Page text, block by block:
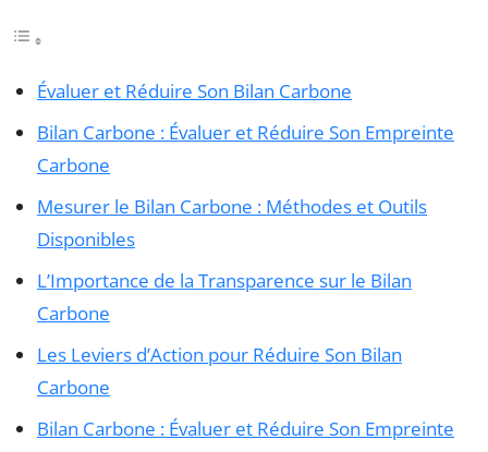
Évaluer et Réduire Son Bilan Carbone
Bilan Carbone : Évaluer et Réduire Son Empreinte
Carbone
Mesurer le Bilan Carbone : Méthodes et Outils
Disponibles
L’Importance de la Transparence sur le Bilan
Carbone
Les Leviers d’Action pour Réduire Son Bilan
Carbone
Bilan Carbone : Évaluer et Réduire Son Empreinte